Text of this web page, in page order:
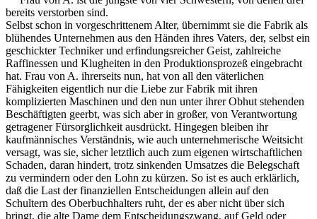
bereits verstorben sind.
Selbst schon in vorgeschrittenem Alter, übernimmt sie die Fabrik als
blühendes Unternehmen aus den Händen ihres Vaters, der, selbst ein
geschickter Techniker und erfindungsreicher Geist, zahlreiche
Raffinessen und Klugheiten in den Produktionsprozeß eingebracht
hat. Frau von A. ihrerseits nun, hat von all den väterlichen
Fähigkeiten eigentlich nur die Liebe zur Fabrik mit ihren
komplizierten Maschinen und den nun unter ihrer Obhut stehenden
Beschäftigten geerbt, was sich aber in großer, von Verantwortung
getragener Fürsorglichkeit ausdrückt. Hingegen bleiben ihr
kaufmännisches Verständnis, wie auch unternehmerische Weitsicht
versagt, was sie, sicher letztlich auch zum eigenen wirtschaftlichen
Schaden, daran hindert, trotz sinkenden Umsatzes die Belegschaft
zu vermindern oder den Lohn zu kürzen. So ist es auch erklärlich,
daß die Last der finanziellen Entscheidungen allein auf den
Schultern des Oberbuchhalters ruht, der es aber nicht über sich
bringt, die alte Dame dem Entscheidungszwang, auf Geld oder